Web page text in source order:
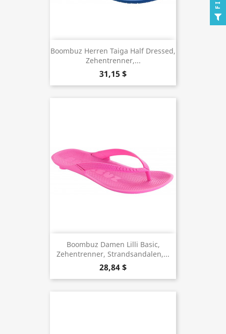
Boombuz Herren Taiga Half Dressed,
Zehentrenner,...
31,15 $
Boombuz Damen Lilli Basic,
Zehentrenner, Strandsandalen,...
28,84 $